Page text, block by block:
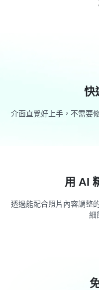
快
介面直覺好上手，不需要
用 AI
透過能配合照片內容調整
細